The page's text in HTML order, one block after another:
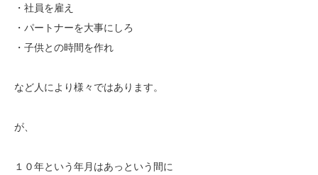
・社員を雇え
・パートナーを大事にしろ
・子供との時間を作れ
など人により様々ではあります。
が、
１０年という年月はあっという間に